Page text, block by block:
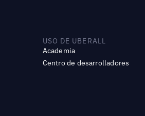
USO DE UBERALL
Academia
Centro de desarrolladores